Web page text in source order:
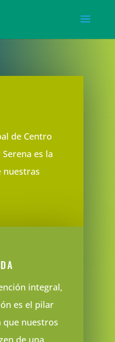
de Centro
es la
nuestras
integral,
es el pilar
nuestros
de una